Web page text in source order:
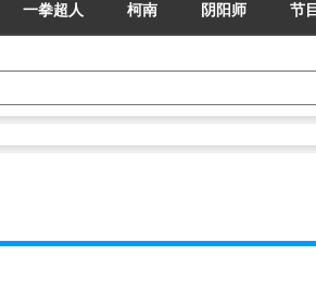
一拳超人 柯南 阴阳师 节